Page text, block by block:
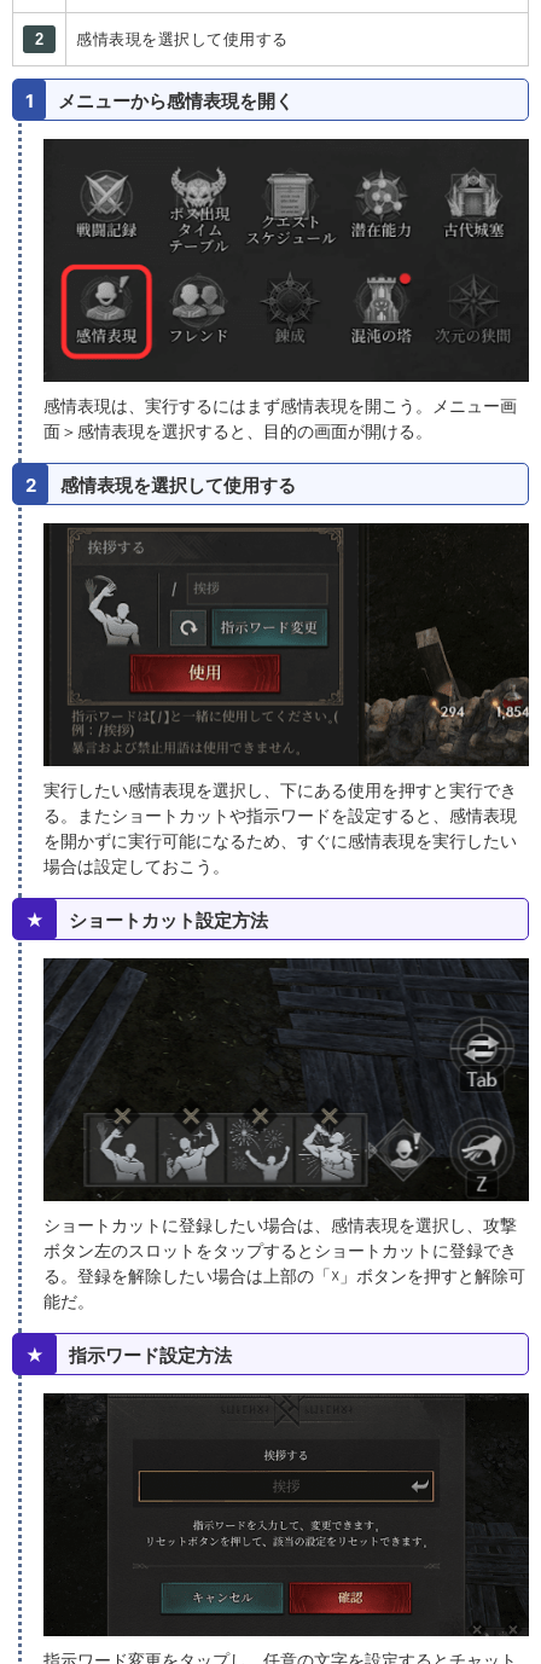
2 感情表現を選択して使用する
1 メニューから感情表現を開く
感情表現は、実行するにはまず感情表現を開こう。メニュー画
面＞感情表現を選択すると、目的の画面が開ける。
2 感情表現を選択して使用する
実行したい感情表現を選択し、下にある使用を押すと実行でき
る。またショートカットや指示ワードを設定すると、感情表現
を開かずに実行可能になるため、すぐに感情表現を実行したい
場合は設定しておこう。
★ ショートカット設定方法
ショートカットに登録したい場合は、感情表現を選択し、攻撃
ボタン左のスロットをタップするとショートカットに登録でき
る。登録を解除したい場合は上部の「☓」ボタンを押すと解除可
能だ。
★ 指示ワード設定方法